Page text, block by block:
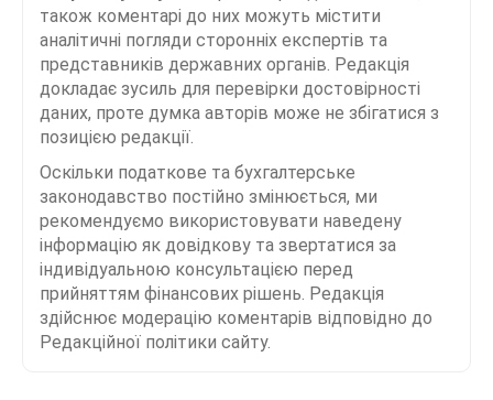
також коментарі до них можуть містити
аналітичні погляди сторонніх експертів та
представників державних органів. Редакція
докладає зусиль для перевірки достовірності
даних, проте думка авторів може не збігатися з
позицією редакції.
Оскільки податкове та бухгалтерське
законодавство постійно змінюється, ми
рекомендуємо використовувати наведену
інформацію як довідкову та звертатися за
індивідуальною консультацією перед
прийняттям фінансових рішень. Редакція
здійснює модерацію коментарів відповідно до
Редакційної політики сайту.